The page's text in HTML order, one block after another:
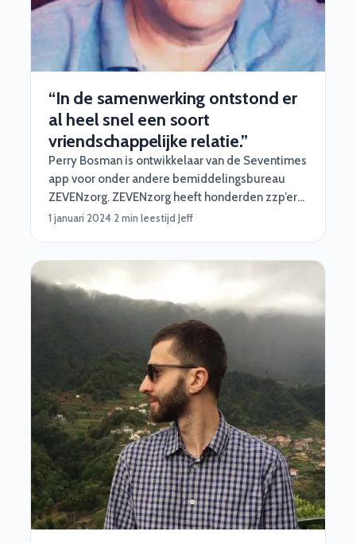
“In de samenwerking ontstond er
al heel snel een soort
vriendschappelijke relatie.”
Perry Bosman is ontwikkelaar van de Seventimes
app voor onder andere bemiddelingsbureau
ZEVENzorg. ZEVENzorg heeft honderden zzp’ers
die zich in zijn tool inschrijven voor een opdracht
natuurlijk. Toch zocht hij nog wel een partij - wij
dus - die voor hem de professionele cloud
hosting kon inrichten. In dit artikel lees je hoe hij
terugkijkt op deze mooie samenwerking!
1 januari 2024·2 min leestijd·Jeff